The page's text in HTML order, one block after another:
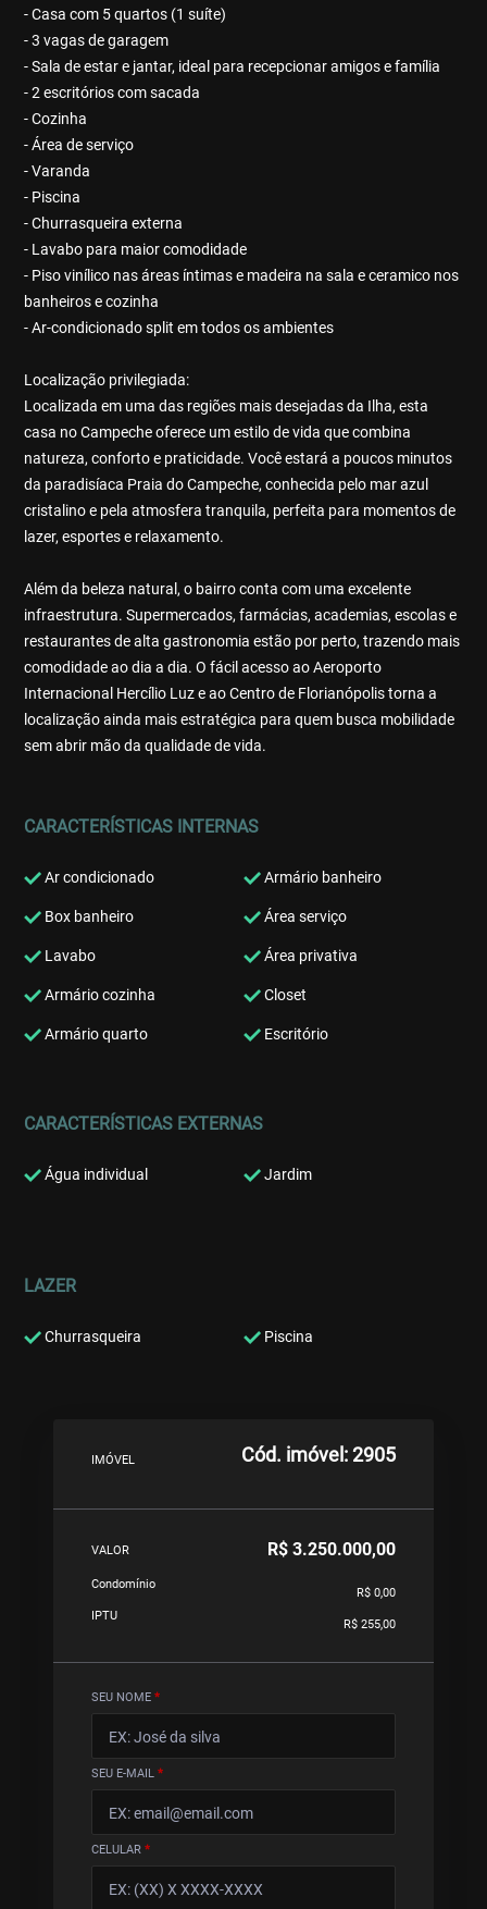
- Casa com 5 quartos (1 suíte)
- 3 vagas de garagem
- Sala de estar e jantar, ideal para recepcionar amigos e família
- 2 escritórios com sacada
- Cozinha
- Área de serviço
- Varanda
- Piscina
- Churrasqueira externa
- Lavabo para maior comodidade
- Piso vinílico nas áreas íntimas e madeira na sala e ceramico nos
banheiros e cozinha
- Ar-condicionado split em todos os ambientes
Localização privilegiada:
Localizada em uma das regiões mais desejadas da Ilha, esta
casa no Campeche oferece um estilo de vida que combina
natureza, conforto e praticidade. Você estará a poucos minutos
da paradisíaca Praia do Campeche, conhecida pelo mar azul
cristalino e pela atmosfera tranquila, perfeita para momentos de
lazer, esportes e relaxamento.
Além da beleza natural, o bairro conta com uma excelente
infraestrutura. Supermercados, farmácias, academias, escolas e
restaurantes de alta gastronomia estão por perto, trazendo mais
comodidade ao dia a dia. O fácil acesso ao Aeroporto
Internacional Hercílio Luz e ao Centro de Florianópolis torna a
localização ainda mais estratégica para quem busca mobilidade
sem abrir mão da qualidade de vida.
CARACTERÍSTICAS INTERNAS
Ar condicionado Armário banheiro
Box banheiro Área serviço
Lavabo Área privativa
Armário cozinha Closet
Armário quarto Escritório
CARACTERÍSTICAS EXTERNAS
Água individual Jardim
LAZER
Churrasqueira Piscina
IMÓVEL Cód. imóvel: 2905
VALOR R$ 3.250.000,00
Condomínio
R$ 0,00
IPTU
R$ 255,00
SEU NOME *
SEU E-MAIL *
CELULAR *